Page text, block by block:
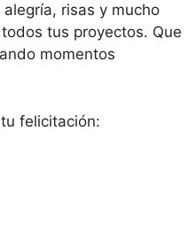
risas y mucho
tus proyectos. Que
momentos
felicitación: